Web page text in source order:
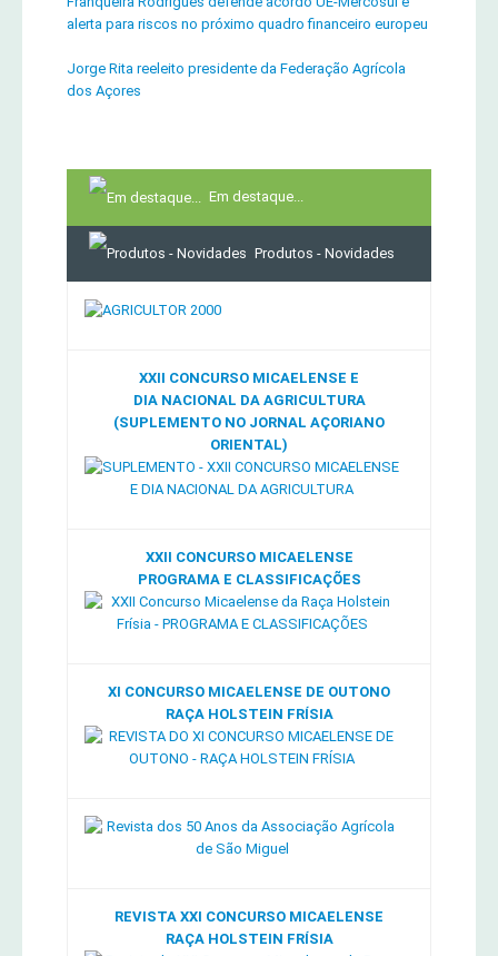
alerta para riscos no próximo quadro financeiro europeu
Jorge Rita reeleito presidente da Federação Agrícola
dos Açores
Em destaque...
Produtos - Novidades
XXII CONCURSO MICAELENSE E
DIA NACIONAL DA AGRICULTURA
(SUPLEMENTO NO JORNAL AÇORIANO
ORIENTAL)
XXII CONCURSO MICAELENSE
PROGRAMA E CLASSIFICAÇÕES
XI CONCURSO MICAELENSE DE OUTONO
RAÇA HOLSTEIN FRÍSIA
REVISTA XXI CONCURSO MICAELENSE
RAÇA HOLSTEIN FRÍSIA